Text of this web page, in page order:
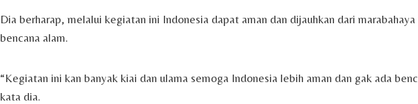
Dia berharap, melalui kegiatan ini Indonesia dapat aman dan dijauhkan dari marabahaya
bencana alam.
“Kegiatan ini kan banyak kiai dan ulama semoga Indonesia lebih aman dan gak ada
kata dia.